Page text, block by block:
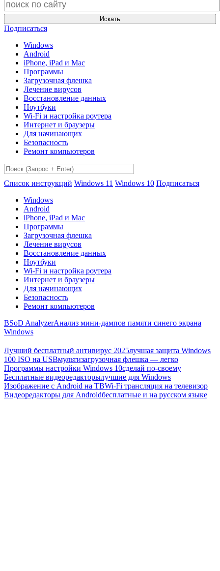
Искать
Подписаться
Windows
Android
iPhone, iPad и Mac
Программы
Загрузочная флешка
Лечение вирусов
Восстановление данных
Ноутбуки
Wi-Fi и настройка роутера
Интернет и браузеры
Для начинающих
Безопасность
Ремонт компьютеров
Список инструкций Windows 11 Windows 10 Подписаться
Windows
Android
iPhone, iPad и Mac
Программы
Загрузочная флешка
Лечение вирусов
Восстановление данных
Ноутбуки
Wi-Fi и настройка роутера
Интернет и браузеры
Для начинающих
Безопасность
Ремонт компьютеров
BSoD AnalyzerАнализ мини-дампов памяти синего экрана
Windows
Лучший бесплатный антивирус 2025лучшая защита Windows
100 ISO на USBмультизагрузочная флешка — легко
Программы настройки Windows 10сделай по-своему
Бесплатные видеоредакторылучшие для Windows
Изображение с Android на ТВWi-Fi трансляция на телевизор
Видеоредакторы для Androidбесплатные и на русском языке